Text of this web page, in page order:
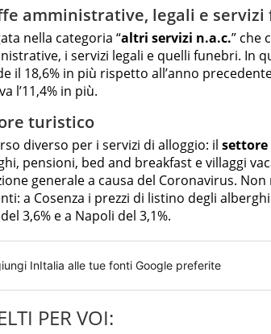
amministrative, legali e servizi
nella categoria “altri servizi n.a.c.” che
i servizi legali e quelli funebri. In
il 18,6% in più rispetto all’anno
l’11,4% in più.
turistico
diverso per i servizi di alloggio: il
pensioni, bed and breakfast e villaggi
generale a causa del Coronavirus.
a Cosenza i prezzi di listino degli
3,6% e a Napoli del 3,1%.
InItalia alle tue fonti Google preferite
PER VOI: